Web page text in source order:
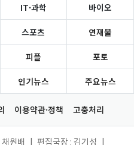
IT·과학 바이오
스포츠 연재물
피플 포토
인기뉴스 주요뉴스
이용약관·정책 고충처리
원배 편집국장 : 김기성